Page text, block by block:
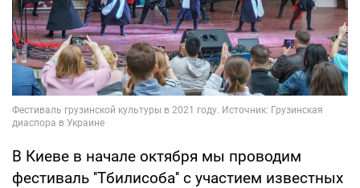
В Киеве в начале октября мы проводим
фестиваль ''Тбилисоба'' с участием известных